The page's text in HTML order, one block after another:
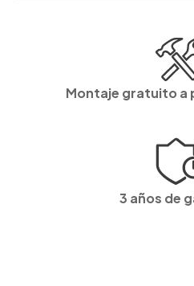
Montaje gratuito a
3 años de